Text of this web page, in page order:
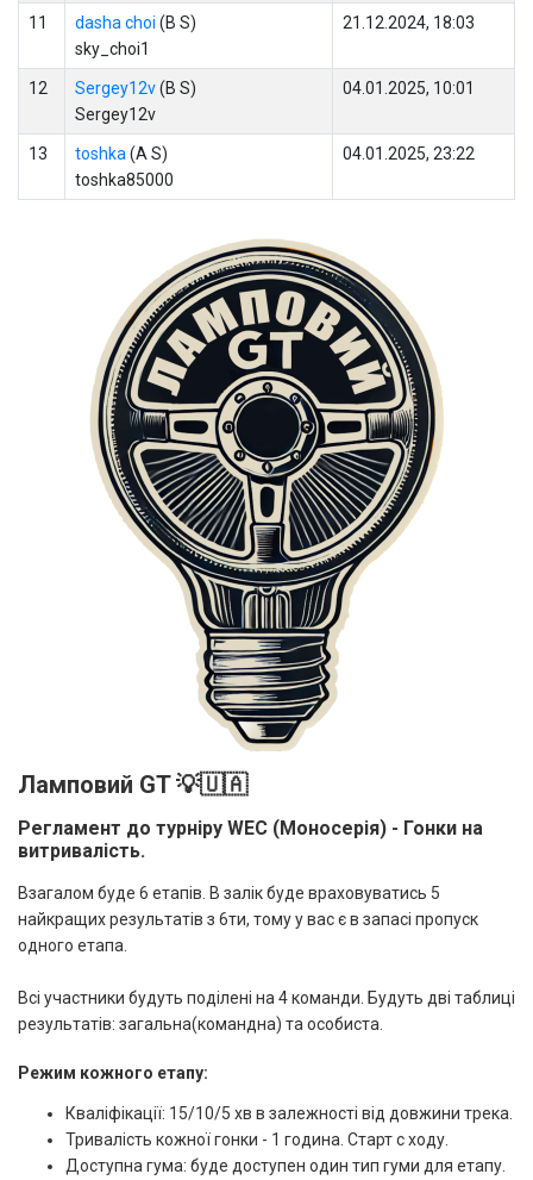
11 dasha choi (B S)
sky_choi1
21.12.2024, 18:03
12 Sergey12v(B S)
Sergey12v
04.01.2025, 10:01
13 toshka (A S)
toshka85000
04.01.2025, 23:22
Ламповий GT 💡🇺🇦
Регламент до турніру WEC (Моносерія) - Гонки на
витривалість.
Взагалом буде 6 етапів. В залік буде враховуватись 5
найкращих результатів з 6ти, тому у вас є в запасі пропуск
одного етапа.
Всі участники будуть поділені на 4 команди. Будуть дві таблиці
результатів: загальна(командна) та особиста.
Режим кожного етапу:
Кваліфікації: 15/10/5 хв в залежності від довжини трека.
Тривалість кожної гонки - 1 година. Старт с ходу.
Доступна гума: буде доступен один тип гуми для етапу.